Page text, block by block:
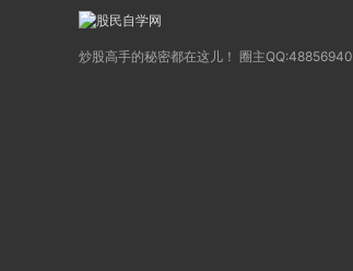
炒股高手的秘密都在这儿！ 圈主QQ:48856940